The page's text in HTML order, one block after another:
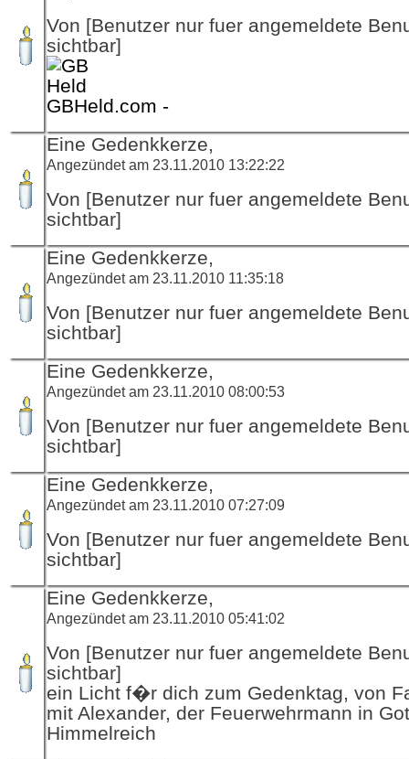
Von [Benutzer nur fuer angemeldete
sichtbar]
GBHeld.com -
Eine Gedenkkerze,
Angezündet am 23.11.2010 13:22:22
Von [Benutzer nur fuer angemeldete
sichtbar]
Eine Gedenkkerze,
Angezündet am 23.11.2010 11:35:18
Von [Benutzer nur fuer angemeldete
sichtbar]
Eine Gedenkkerze,
Angezündet am 23.11.2010 08:00:53
Von [Benutzer nur fuer angemeldete
sichtbar]
Eine Gedenkkerze,
Angezündet am 23.11.2010 07:27:09
Von [Benutzer nur fuer angemeldete
sichtbar]
Eine Gedenkkerze,
Angezündet am 23.11.2010 05:41:02
Von [Benutzer nur fuer angemeldete
sichtbar]
ein Licht f�r dich zum Gedenktag, von
mit Alexander, der Feuerwehrmann in
Himmelreich